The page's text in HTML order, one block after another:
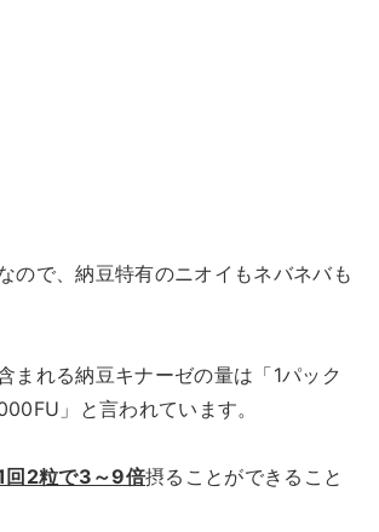
ので、納豆特有のニオイもネバネバも
まれる納豆キナーゼの量は「1パック
」と言われています。
回2粒で3～9倍摂ることができること